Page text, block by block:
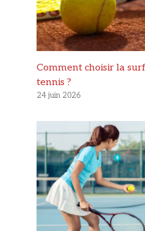
Comment choisir la
tennis ?
24 juin 2026